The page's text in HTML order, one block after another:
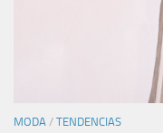
MODA / TENDENCIAS